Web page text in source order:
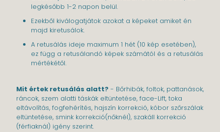
legkésőbb 1-2 napon belül.
Ezekből kiválogatjátok azokat a képeket amiket én
majd kiretusálok.
A retusálás ideje maximum 1 hét (10 kép esetében),
ez függ a retusálandó képek számától és a retusálás
mértékétől.
Mit értek retusálás alatt? - Bőrhibák, foltok, pattanások,
ráncok, szem alatti táskák eltüntetése, face-Lift, toka
eltávolítás, fogfehérítés, hajszín korrekció, kóbor szőrszálak
eltüntetése, smink korrekció(nőknél), szakáll korrekció
(férfiaknál) igény szerint.